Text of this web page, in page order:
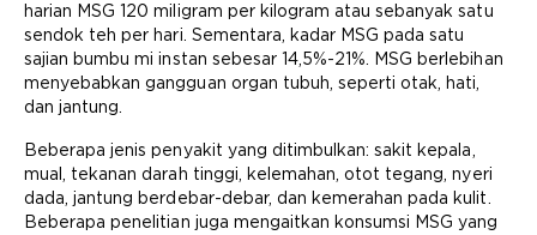
harian MSG 120 miligram per kilogram atau sebanyak satu
sendok teh per hari. Sementara, kadar MSG pada satu
sajian bumbu mi instan sebesar 14,5%-21%. MSG berlebihan
menyebabkan gangguan organ tubuh, seperti otak, hati,
dan jantung.
Beberapa jenis penyakit yang ditimbulkan: sakit kepala,
mual, tekanan darah tinggi, kelemahan, otot tegang, nyeri
dada, jantung berdebar-debar, dan kemerahan pada kulit.
Beberapa penelitian juga mengaitkan konsumsi MSG yang